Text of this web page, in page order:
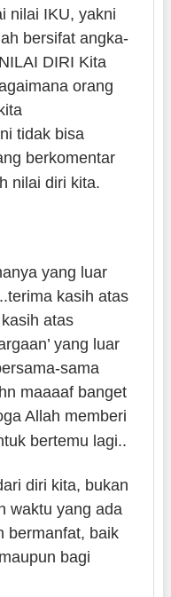
nilai IKU, yakni
bersifat angka-
DIRI Kita
orang
tidak bisa
berkomentar
nilai diri kita.
yang luar
kasih atas
atas
yang luar
sama
maaaaf banget
Allah memberi
bertemu lagi..
diri kita, bukan
waktu yang ada
bermanfat, baik
bagi